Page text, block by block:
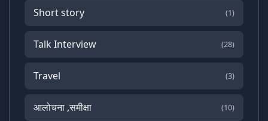
Short story (1)
Talk Interview (28)
Travel (3)
आलोचना ,समीक्षा (10)